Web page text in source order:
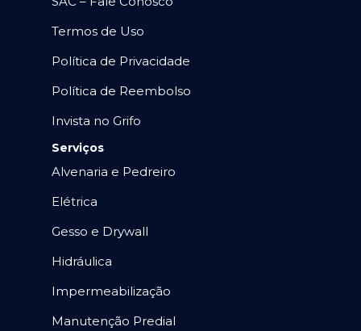
Termos de Uso
Política de Privacidade
Política de Reembolso
Invista no Grifo
Serviços
Alvenaria e Pedreiro
Elétrica
Gesso e Drywall
Hidráulica
Impermeabilização
Manutenção Predial